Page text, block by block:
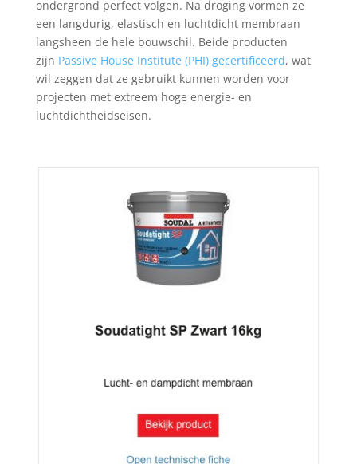
ondergrond perfect volgen. Na droging vormen ze
een langdurig, elastisch en luchtdicht membraan
langsheen de hele bouwschil. Beide producten
zijn Passive House Institute (PHI) gecertificeerd, wat
wil zeggen dat ze gebruikt kunnen worden voor
projecten met extreem hoge energie- en
luchtdichtheidseisen.